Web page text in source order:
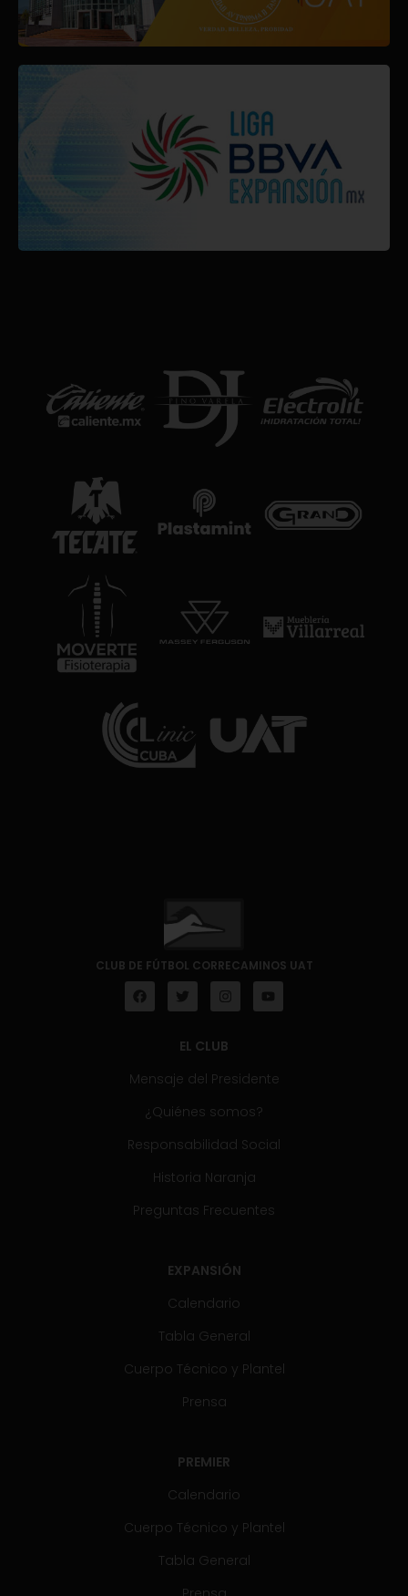
CLUB DE FÚTBOL CORRECAMINOS UAT
EL CLUB
Mensaje del Presidente
¿Quiénes somos?
Responsabilidad Social
Historia Naranja
Preguntas Frecuentes
EXPANSIÓN
Calendario
Tabla General
Cuerpo Técnico y Plantel
Prensa
PREMIER
Calendario
Cuerpo Técnico y Plantel
Tabla General